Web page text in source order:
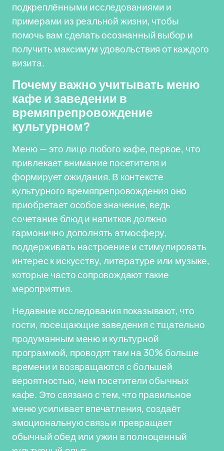
подкреплёнными исследованиями и
примерами из реальной жизни, чтобы
помочь вам сделать осознанный выбор и
получить максимум удовольствия от каждого
визита.
Почему важно учитывать меню
кафе и заведении в
времяпрепровождение
культурном?
Меню — это лицо любого кафе, первое, что
привлекает внимание посетителя и
формирует ожидания. В контексте
культурного времяпрепровождения оно
приобретает особое значение, ведь
сочетание блюд и напитков должно
гармонично дополнять атмосферу,
поддерживать настроение и стимулировать
интерес к искусству, литературе или музыке,
которые часто сопровождают такие
мероприятия.
Недавние исследования показывают, что
гости, посещающие заведения с тщательно
продуманным меню и культурной
программой, проводят там на 30% больше
времени и возвращаются с большей
вероятностью, чем посетители обычных
кафе. Это связано с тем, что правильное
меню усиливает впечатления, создаёт
эмоциональную связь и превращает
обычный обед или ужин в полноценный